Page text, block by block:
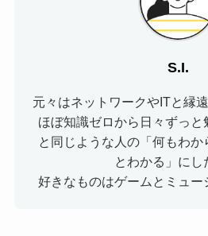
S.I.
元々はネットワークやITと縁
ほぼ知識ゼロから日々ずっと
と同じような人の「何もわか
とわかる」にし
好きなものはゲームとミュー